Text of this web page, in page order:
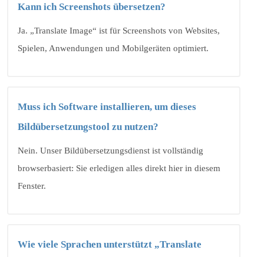
Kann ich Screenshots übersetzen?
Ja. „Translate Image“ ist für Screenshots von Websites,
Spielen, Anwendungen und Mobilgeräten optimiert.
Muss ich Software installieren, um dieses
Bildübersetzungstool zu nutzen?
Nein. Unser Bildübersetzungsdienst ist vollständig
browserbasiert: Sie erledigen alles direkt hier in diesem
Fenster.
Wie viele Sprachen unterstützt „Translate